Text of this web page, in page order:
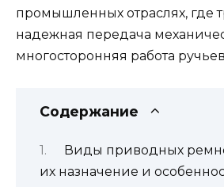
промышленных отраслях, где
надежная передача
многосторонняя работа
Содержание
Виды приводных
их назначение и